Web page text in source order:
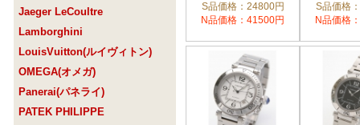
Jaeger LeCoultre
Lamborghini
LouisVuitton(ルイヴィトン)
OMEGA(オメガ)
Panerai(パネライ)
PATEK PHILIPPE
S品価格：24800円
N品価格：41500円
S品価格
N品価格